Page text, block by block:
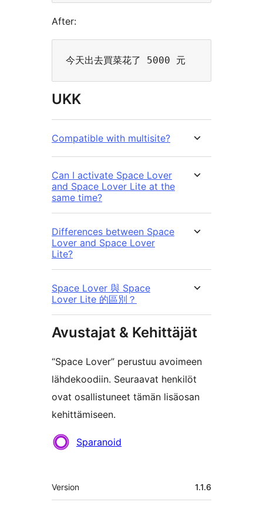
After:
UKK
Compatible with multisite?
Can I activate Space Lover
and Space Lover Lite at the
same time?
Differences between Space
Lover and Space Lover
Lite?
Space Lover 與 Space
Lover Lite 的區別？
Avustajat & Kehittäjät
“Space Lover” perustuu avoimeen
lähdekoodiin. Seuraavat henkilöt
ovat osallistuneet tämän lisäosan
kehittämiseen.
AvustajatSparanoid
Metatiedot
Version 1.1.6